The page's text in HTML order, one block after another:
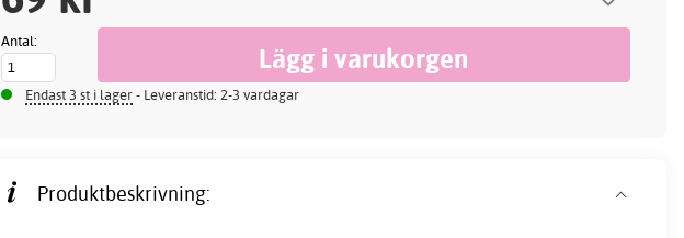
Antal:
Endast 3 st i lager- Leveranstid: 2-3 vardagar
Produktbeskrivning: